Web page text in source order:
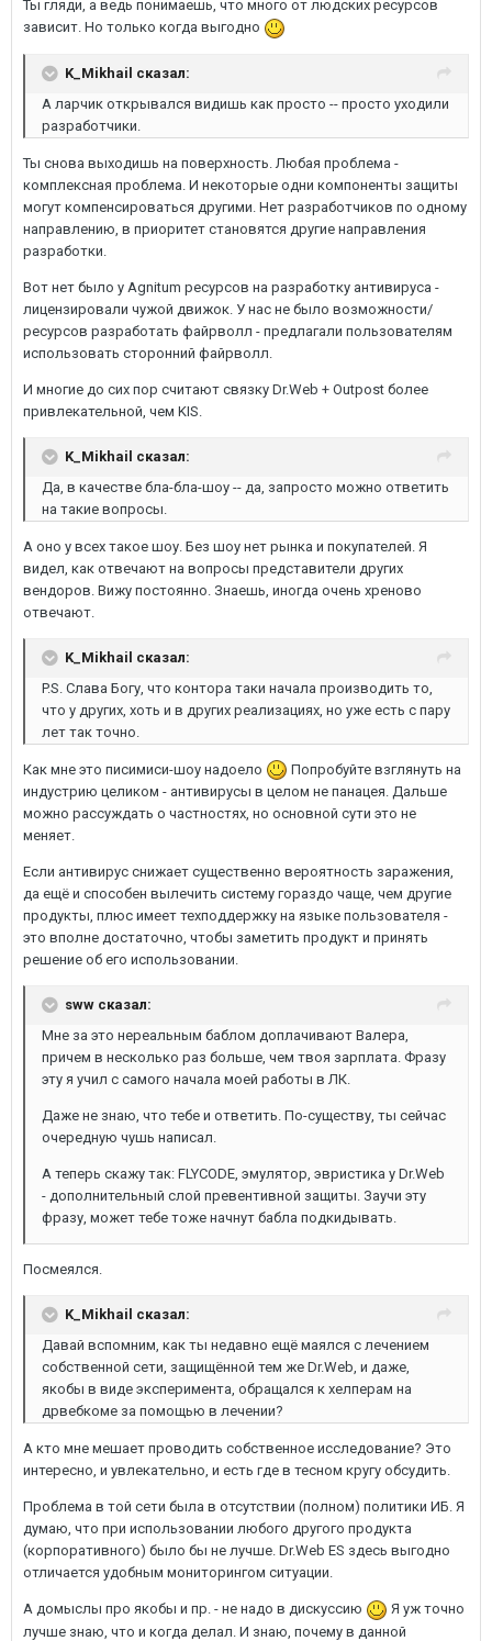
Ты гляди, а ведь понимаешь, что много от людских ресурсов
зависит. Но только когда выгодно
K_Mikhail сказал:
А ларчик открывался видишь как просто -- просто уходили
разработчики.
Ты снова выходишь на поверхность. Любая проблема -
комплексная проблема. И некоторые одни компоненты защиты
могут компенсироваться другими. Нет разработчиков по одному
направлению, в приоритет становятся другие направления
разработки.
Вот нет было у Agnitum ресурсов на разработку антивируса -
лицензировали чужой движок. У нас не было возможности/
ресурсов разработать файрволл - предлагали пользователям
использовать сторонний файрволл.
И многие до сих пор считают связку Dr.Web + Outpost более
привлекательной, чем KIS.
K_Mikhail сказал:
Да, в качестве бла-бла-шоу -- да, запросто можно ответить
на такие вопросы.
А оно у всех такое шоу. Без шоу нет рынка и покупателей. Я
видел, как отвечают на вопросы представители других
вендоров. Вижу постоянно. Знаешь, иногда очень хреново
отвечают.
K_Mikhail сказал:
P.S. Слава Богу, что контора таки начала производить то,
что у других, хоть и в других реализациях, но уже есть с пару
лет так точно.
Как мне это писимиси-шоу надоело
Попробуйте взглянуть на
индустрию целиком - антивирусы в целом не панацея. Дальше
можно рассуждать о частностях, но основной сути это не
меняет.
Если антивирус снижает существенно вероятность заражения,
да ещё и способен вылечить систему гораздо чаще, чем другие
продукты, плюс имеет техподдержку на языке пользователя -
это вполне достаточно, чтобы заметить продукт и принять
решение об его использовании.
sww сказал:
Мне за это нереальным баблом доплачивают Валера,
причем в несколько раз больше, чем твоя зарплата. Фразу
эту я учил с самого начала моей работы в ЛК.
Даже не знаю, что тебе и ответить. По-существу, ты сейчас
очередную чушь написал.
А теперь скажу так: FLYCODE, эмулятор, эвристика у Dr.Web
- дополнительный слой превентивной защиты. Заучи эту
фразу, может тебе тоже начнут бабла подкидывать.
Посмеялся.
K_Mikhail сказал:
Давай вспомним, как ты недавно ещё маялся с лечением
собственной сети, защищённой тем же Dr.Web, и даже,
якобы в виде эксперимента, обращался к хелперам на
дрвебкоме за помощью в лечении?
А кто мне мешает проводить собственное исследование? Это
интересно, и увлекательно, и есть где в тесном кругу обсудить.
Проблема в той сети была в отсутствии (полном) политики ИБ. Я
думаю, что при использовании любого другого продукта
(корпоративного) было бы не лучше. Dr.Web ES здесь выгодно
отличается удобным мониторингом ситуации.
А домыслы про якобы и пр. - не надо в дискуссию
Я уж точно
лучше знаю, что и когда делал. И знаю, почему в данной